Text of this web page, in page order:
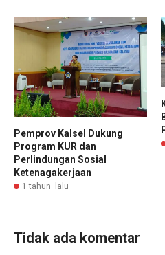
Pemprov Kalsel Dukung
Program KUR dan
Perlindungan Sosial
Ketenagakerjaan
1 tahun lalu
Tidak ada komentar